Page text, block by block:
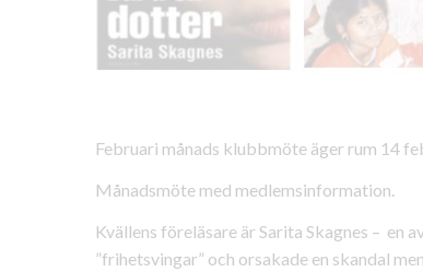
Februari månads klubbmöte äger rum 14
Månadsmöte med medlemsinformation.
Kvällens föreläsare är Sarita Skagnes – en
”frihetsvingar” och orsakade en skandal